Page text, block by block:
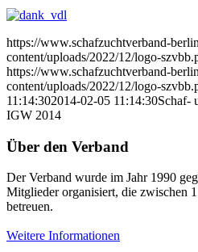
https://www.schafzuchtverband-
content/uploads/2022/12/logo-
https://www.schafzuchtverband-
content/uploads/2022/12/logo-
11:14:302014-02-05 11:14:30Schaf-
IGW 2014
Über den Verband
Der Verband wurde im Jahr 1990
Mitglieder organisiert, die zwischen
betreuen.
Weitere Informationen